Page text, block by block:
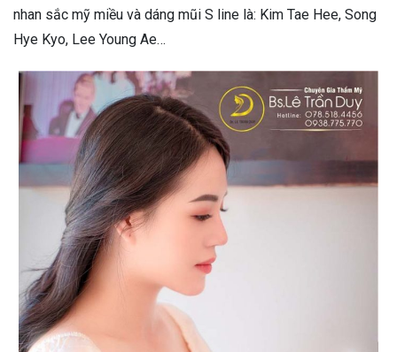
nhan sắc mỹ miều và dáng mũi S line là: Kim Tae Hee, Song
Hye Kyo, Lee Young Ae…